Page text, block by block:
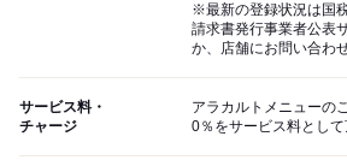
※最新の登録状況は国
請求書発行事業者公表
か、店舗にお問い合わ
サービス料・
チャージ
アラカルトメニューの
0％をサービス料として